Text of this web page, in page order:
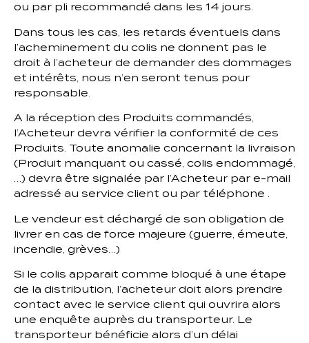
ou par pli recommandé dans les 14 jours.
Dans tous les cas, les retards éventuels dans
l’acheminement du colis ne donnent pas le
droit à l’acheteur de demander des dommages
et intérêts, nous n’en seront tenus pour
responsable.
A la réception des Produits commandés,
l’Acheteur devra vérifier la conformité de ces
Produits. Toute anomalie concernant la livraison
(Produit manquant ou cassé, colis endommagé,
…) devra être signalée par l’Acheteur par e-mail
adressé au service client ou par téléphone .
Le vendeur est déchargé de son obligation de
livrer en cas de force majeure (guerre, émeute,
incendie, grèves…)
Si le colis apparait comme bloqué à une étape
de la distribution, l’acheteur doit alors prendre
contact avec le service client qui ouvrira alors
une enquête auprès du transporteur. Le
transporteur bénéficie alors d’un délai